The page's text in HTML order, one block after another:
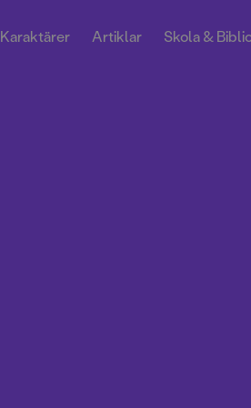
Karaktärer Artiklar Skola &